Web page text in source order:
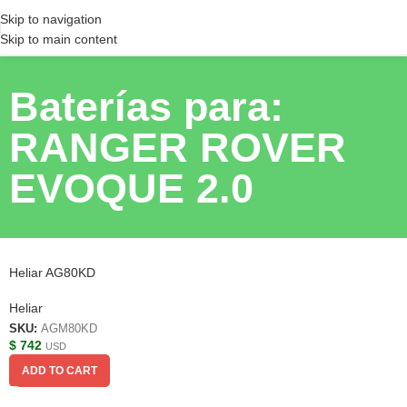
Skip to navigation
Skip to main content
Baterías para:
RANGER ROVER
EVOQUE 2.0
Heliar AG80KD
Heliar
SKU: AGM80KD
$ 742 USD
ADD TO CART